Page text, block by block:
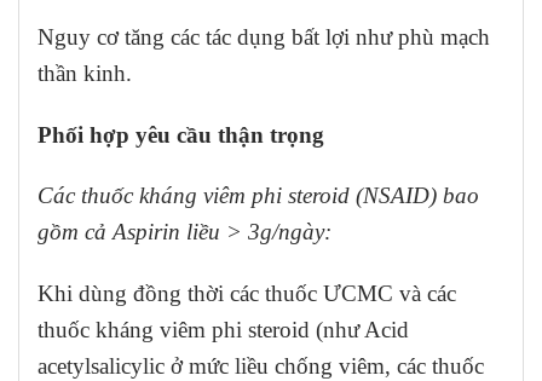
Nguy cơ tăng các tác dụng bất lợi như phù mạch
thần kinh.
Phối hợp yêu cầu thận trọng
Các thuốc kháng viêm phi steroid (NSAID) bao
gồm cả Aspirin liều > 3g/ngày:
Khi dùng đồng thời các thuốc ƯCMC và các
thuốc kháng viêm phi steroid (như Acid
acetylsalicylic ở mức liều chống viêm, các thuốc